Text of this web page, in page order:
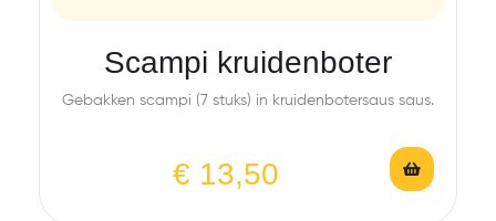
Scampi kruidenboter
Gebakken scampi (7 stuks) in kruidenbotersaus saus.
€ 13,50